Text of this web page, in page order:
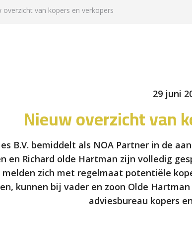
overzicht van kopers en verkopers
29 juni
Nieuw overzicht van
B.V. bemiddelt als NOA Partner in de
en Richard olde Hartman zijn volledig
melden zich met regelmaat potentiële
kunnen bij vader en zoon Olde
adviesbureau kopers